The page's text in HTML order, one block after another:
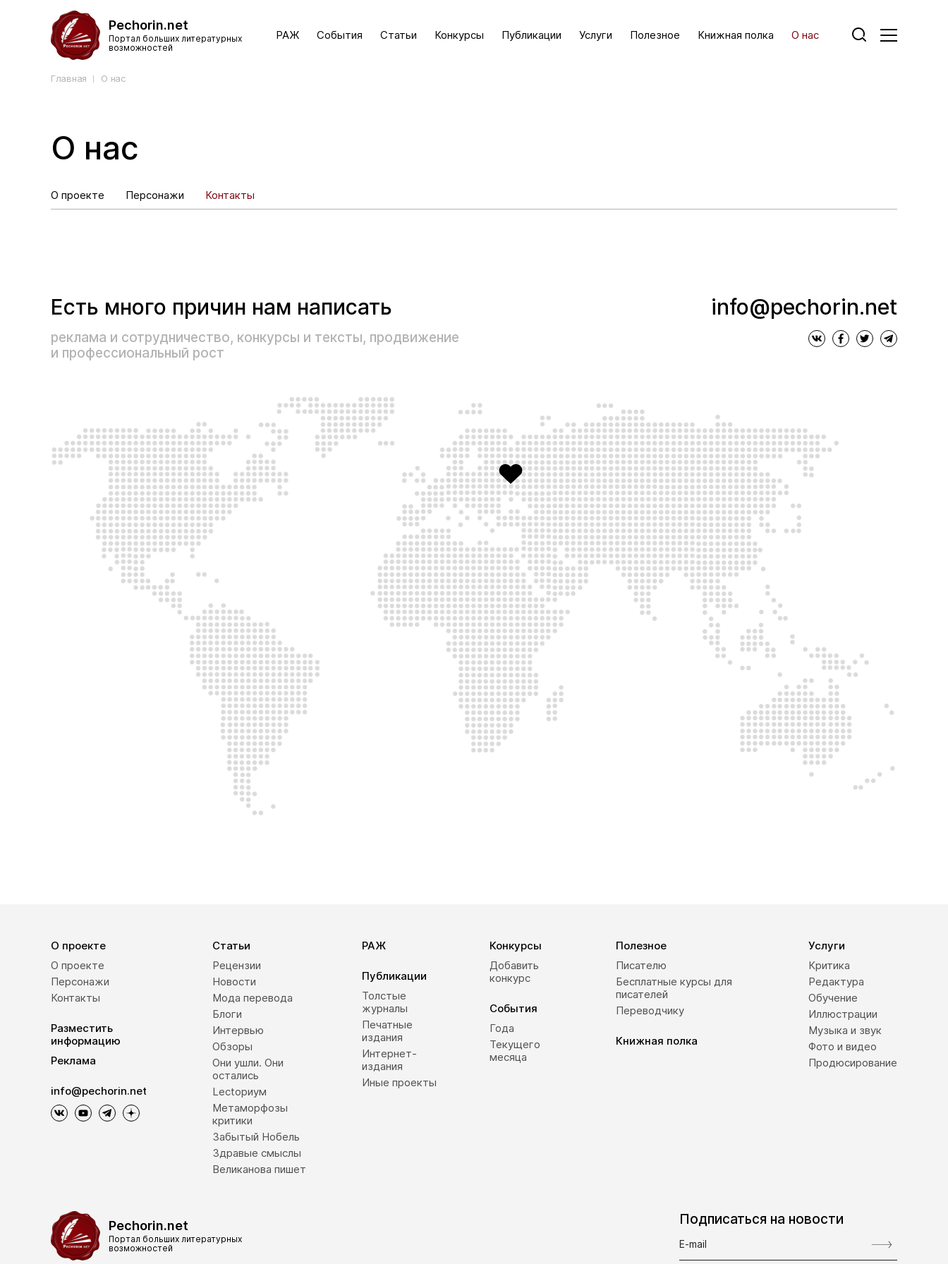
Pechorin.net
Портал больших литературных
возможностей
РАЖ События Статьи Конкурсы Публикации Услуги Полезное Книжная полка О нас
Главная О нас
О нас
О проекте Персонажи Контакты
Есть много причин нам написать
реклама и сотрудничество, конкурсы и тексты, продвижение
и профессиональный рост
info@pechorin.net
О проекте
О проекте
Персонажи
Контакты
Разместить
информацию
Реклама
info@pechorin.net
Статьи
Рецензии
Новости
Мода перевода
Блоги
Интервью
Обзоры
Они ушли. Они
остались
Lectoриум
Метаморфозы
критики
Забытый Нобель
Здравые смыслы
Великанова пишет
РАЖ
Публикации
Толстые
журналы
Печатные
издания
Интернет-
издания
Иные проекты
Конкурсы
Добавить
конкурс
События
Года
Текущего
месяца
Полезное
Писателю
Бесплатные курсы для
писателей
Переводчику
Книжная полка
Услуги
Критика
Редактура
Обучение
Иллюстрации
Музыка и звук
Фото и видео
Продюсирование
Pechorin.net
Портал больших литературных
возможностей
Подписаться на новости